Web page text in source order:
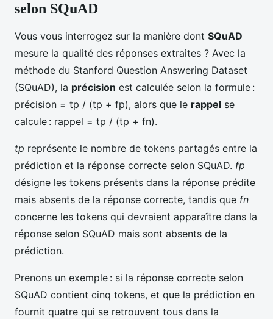
selon SQuAD
Vous vous interrogez sur la manière dont SQuAD
mesure la qualité des réponses extraites ? Avec la
méthode du Stanford Question Answering Dataset
(SQuAD), la précision est calculée selon la formule :
précision = tp / (tp + fp), alors que le rappel se
calcule : rappel = tp / (tp + fn).
tp représente le nombre de tokens partagés entre la
prédiction et la réponse correcte selon SQuAD. fp
désigne les tokens présents dans la réponse prédite
mais absents de la réponse correcte, tandis que fn
concerne les tokens qui devraient apparaître dans la
réponse selon SQuAD mais sont absents de la
prédiction.
Prenons un exemple : si la réponse correcte selon
SQuAD contient cinq tokens, et que la prédiction en
fournit quatre qui se retrouvent tous dans la